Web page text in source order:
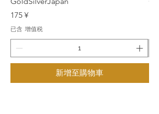
價格
175 ¥
已含 增值税
新增至購物車